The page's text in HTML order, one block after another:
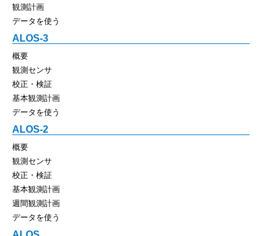
観測計画
データを使う
ALOS-3
概要
観測センサ
校正・検証
基本観測計画
データを使う
ALOS-2
概要
観測センサ
校正・検証
基本観測計画
週間観測計画
データを使う